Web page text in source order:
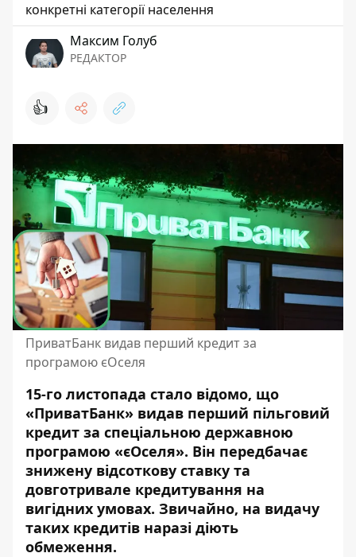
конкретні категорії населення
Максим Голуб
РЕДАКТОР
👍
ПриватБанк видав перший кредит за
програмою єОселя
15-го листопада стало відомо, що
«ПриватБанк» видав перший пільговий
кредит за спеціальною державною
програмою «єОселя». Він передбачає
знижену відсоткову ставку та
довготривале кредитування на
вигідних умовах. Звичайно, на видачу
таких кредитів наразі діють
обмеження.